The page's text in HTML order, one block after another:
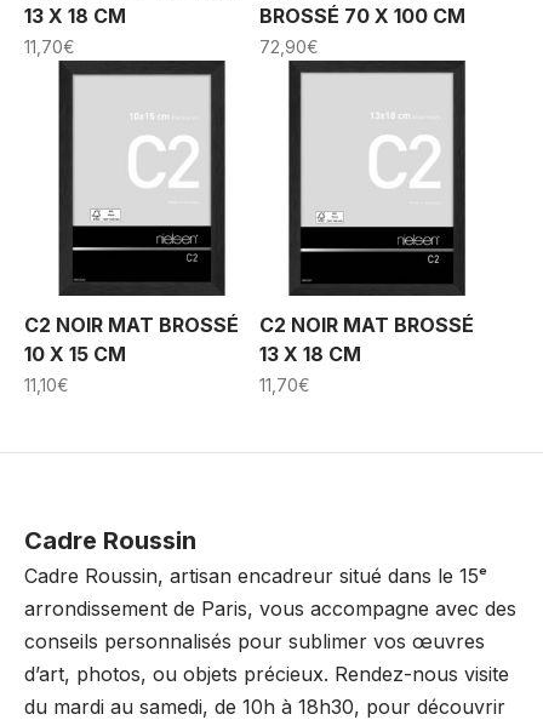
13 X 18 CM
11,70€
BROSSÉ 70 X 100 CM
72,90€
C2 NOIR MAT BROSSÉ
10 X 15 CM
11,10€
C2 NOIR MAT BROSSÉ
13 X 18 CM
11,70€
Cadre Roussin
Cadre Roussin, artisan encadreur situé dans le 15ᵉ
arrondissement de Paris, vous accompagne avec des
conseils personnalisés pour sublimer vos œuvres
d’art, photos, ou objets précieux. Rendez-nous visite
du mardi au samedi, de 10h à 18h30, pour découvrir